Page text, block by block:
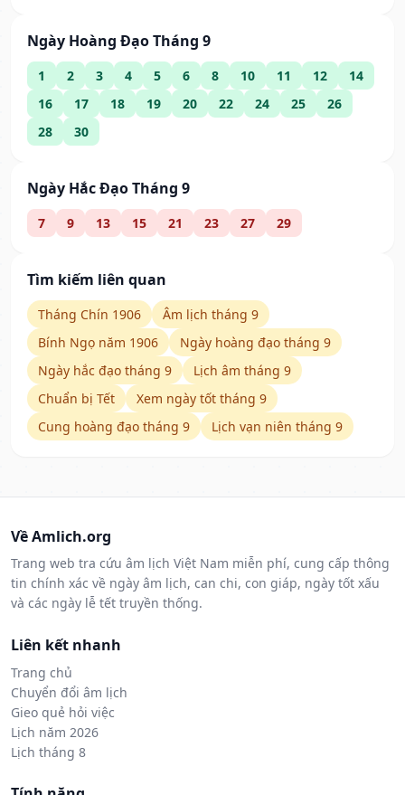
Ngày Hoàng Đạo Tháng 9
1 2 3 4 5 6 8 10 11 12
14
16
17 18 19 20 22 24 25
26
28
30
Ngày Hắc Đạo Tháng 9
7 9 13 15 21 23 27 29
Tìm kiếm liên quan
Tháng Chín 1906
Âm lịch tháng 9
Bính Ngọ năm 1906
Ngày hoàng đạo tháng 9
Ngày hắc đạo tháng 9
Lịch âm tháng 9
Chuẩn bị Tết
Xem ngày tốt tháng 9
Cung hoàng đạo tháng 9
Lịch vạn niên tháng 9
Về Amlich.org
Trang web tra cứu âm lịch Việt Nam miễn phí, cung cấp thông
tin chính xác về ngày âm lịch, can chi, con giáp, ngày tốt xấu
và các ngày lễ tết truyền thống.
Liên kết nhanh
Trang chủ
Chuyển đổi âm lịch
Gieo quẻ hỏi việc
Lịch năm 2026
Lịch tháng 8